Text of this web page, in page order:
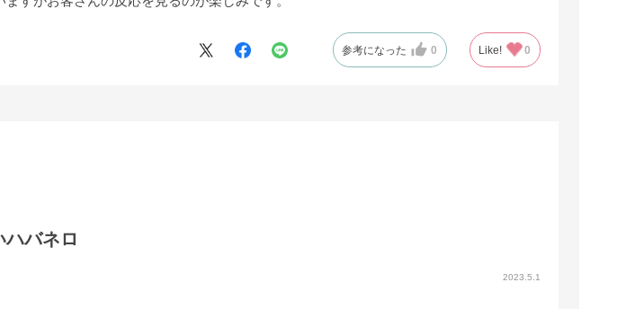
参考になった 0 Like! 0
2023.5.1
バネロ